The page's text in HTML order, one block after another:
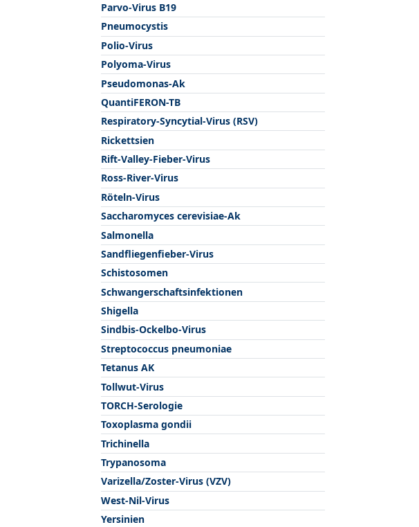
Parvo-Virus B19
Pneumocystis
Polio-Virus
Polyoma-Virus
Pseudomonas-Ak
QuantiFERON-TB
Respiratory-Syncytial-Virus (RSV)
Rickettsien
Rift-Valley-Fieber-Virus
Ross-River-Virus
Röteln-Virus
Saccharomyces cerevisiae-Ak
Salmonella
Sandfliegenfieber-Virus
Schistosomen
Schwangerschaftsinfektionen
Shigella
Sindbis-Ockelbo-Virus
Streptococcus pneumoniae
Tetanus AK
Tollwut-Virus
TORCH-Serologie
Toxoplasma gondii
Trichinella
Trypanosoma
Varizella/Zoster-Virus (VZV)
West-Nil-Virus
Yersinien